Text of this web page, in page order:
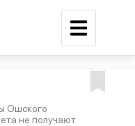
Ошского
не получают